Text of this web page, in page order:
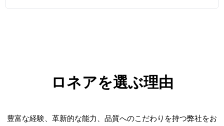
ロネアを選ぶ理由
豊富な経験、革新的な能力、品質へのこだわりを持つ弊社をお